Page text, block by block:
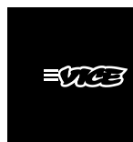
contentOpen
Menu